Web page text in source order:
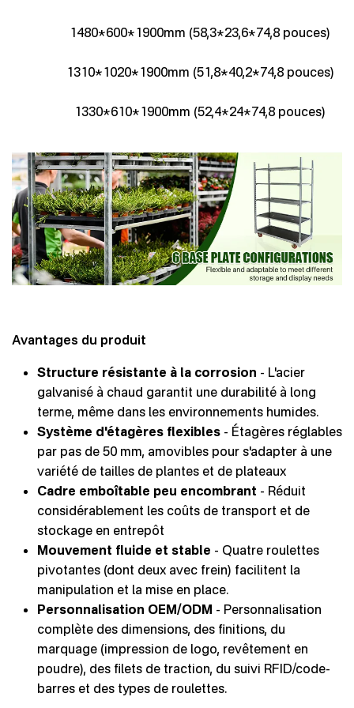
1480*600*1900mm (58,3*23,6*74,8 pouces)
1310*1020*1900mm (51,8*40,2*74,8 pouces)
1330*610*1900mm (52,4*24*74,8 pouces)
Avantages du produit
Structure résistante à la corrosion - L'acier
galvanisé à chaud garantit une durabilité à long
terme, même dans les environnements humides.
Système d'étagères flexibles - Étagères réglables
par pas de 50 mm, amovibles pour s'adapter à une
variété de tailles de plantes et de plateaux
Cadre emboîtable peu encombrant - Réduit
considérablement les coûts de transport et de
stockage en entrepôt
Mouvement fluide et stable - Quatre roulettes
pivotantes (dont deux avec frein) facilitent la
manipulation et la mise en place.
Personnalisation OEM/ODM - Personnalisation
complète des dimensions, des finitions, du
marquage (impression de logo, revêtement en
poudre), des filets de traction, du suivi RFID/code-
barres et des types de roulettes.